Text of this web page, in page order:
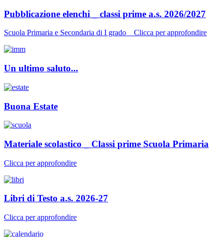
Pubblicazione elenchi _ classi prime a.s. 2026/2027
Scuola Primaria e Secondaria di I grado _ Clicca per approfondire
Un ultimo saluto...
Buona Estate
Materiale scolastico _ Classi prime Scuola Primaria
Clicca per approfondire
Libri di Testo a.s. 2026-27
Clicca per approfondire